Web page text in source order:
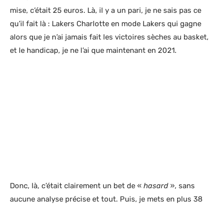
mise, c’était 25 euros. Là, il y a un pari, je ne sais pas ce
qu’il fait là : Lakers Charlotte en mode Lakers qui gagne
alors que je n’ai jamais fait les victoires sèches au basket,
et le handicap, je ne l’ai que maintenant en 2021.
Donc, là, c’était clairement un bet de « hasard », sans
aucune analyse précise et tout. Puis, je mets en plus 38